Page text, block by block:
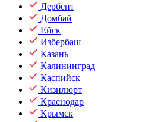
Дербент
Домбай
Ейск
Избербаш
Казань
Калининград
Каспийск
Кизилюрт
Краснодар
Крымск